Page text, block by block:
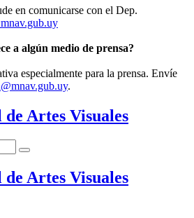
en comunicarse con el Dep.
a algún medio de prensa?
especialmente para la prensa. Envíe
.
Artes Visuales
Buscar
Artes Visuales